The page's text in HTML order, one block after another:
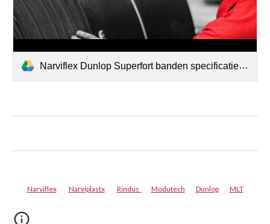
Narviflex Dunlop Superfort banden specificaties en deklagen.pdf
Narviflex Narviplastx Rindus Modutech Dunlop MLT